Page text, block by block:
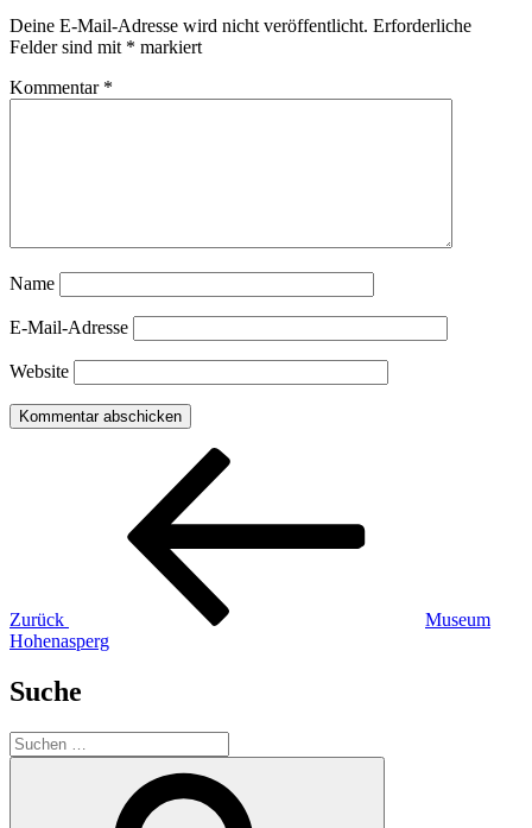
Deine E-Mail-Adresse wird nicht veröffentlicht. Erforderliche
Felder sind mit * markiert
Kommentar *
Name
E-Mail-Adresse
Website
Beitragsnavigation
Zurück
Museum
Hohenasperg
Suche
Suchen
nach: